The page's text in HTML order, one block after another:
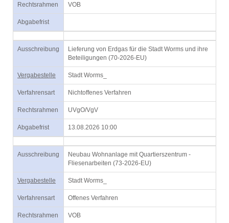
Rechtsrahmen VOB
Abgabefrist
Ausschreibung
Lieferung von Erdgas für die Stadt Worms und ihre
Beteiligungen (70-2026-EU)
Vergabestelle Stadt Worms_
Verfahrensart Nichtoffenes Verfahren
Rechtsrahmen UVgO/VgV
Abgabefrist 13.08.2026 10:00
Ausschreibung
Neubau Wohnanlage mit Quartierszentrum -
Fliesenarbeiten (73-2026-EU)
Vergabestelle Stadt Worms_
Verfahrensart Offenes Verfahren
Rechtsrahmen VOB